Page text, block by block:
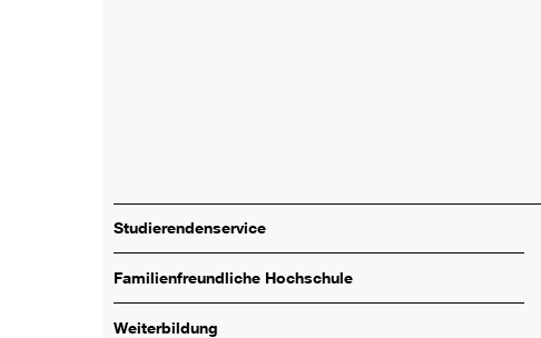
Studierendenservice
Familienfreundliche Hochschule
Weiterbildung